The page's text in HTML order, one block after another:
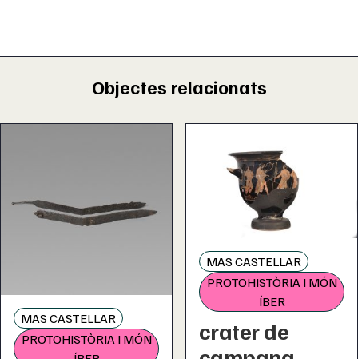
Objectes relacionats
MAS CASTELLAR
PROTOHISTÒRIA I MÓN
MAS CASTELLAR
PROTOHISTÒRIA I MÓN
ÍBER
crater de